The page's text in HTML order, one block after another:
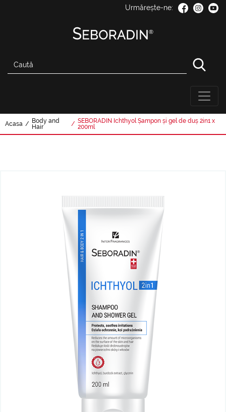
Urmărește-ne:
Acasa / Body and
Hair
/ SEBORADIN Ichthyol Șampon și gel de duș 2in1 x
200ml